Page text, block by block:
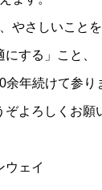
やさしいことを
する」こと、
年続けて参り
よろしくお願
ェイ